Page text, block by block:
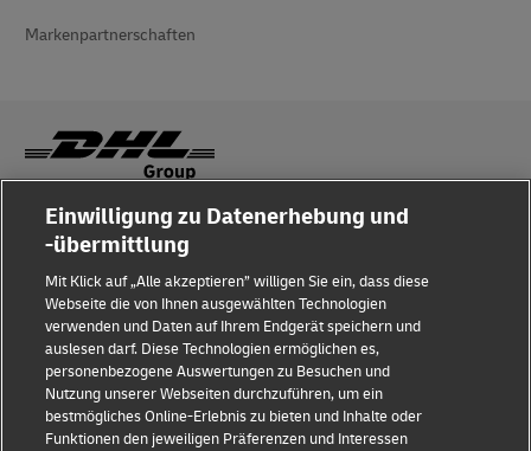
Markenpartnerschaften
Betrugserkennung
Impressum
Nutzungsbedingungen
Datenschutz
Barrierefreiheit
Einwilligung zu Datenerhebung und
-übermittlung
Mit Klick auf „Alle akzeptieren” willigen Sie ein, dass diese
Webseite die von Ihnen ausgewählten Technologien
verwenden und Daten auf Ihrem Endgerät speichern und
auslesen darf. Diese Technologien ermöglichen es,
personenbezogene Auswertungen zu Besuchen und
Nutzung unserer Webseiten durchzuführen, um ein
bestmögliches Online-Erlebnis zu bieten und Inhalte oder
Funktionen den jeweiligen Präferenzen und Interessen